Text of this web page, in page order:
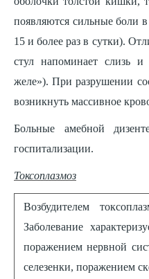
появляются сильные боли
15 и более раз в сутки).
стул напоминает слизь
желе»). При разрушении
возникнуть массивное
Больные амебной
госпитализации.
Токсоплазмоз
Возбудителем
Заболевание
поражением нервной
селезенки, поражением